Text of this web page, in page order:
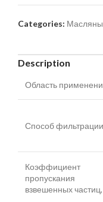
Categories:
Description
Область
Способ фильтрации
Коэффициент
пропускания
взвешенных